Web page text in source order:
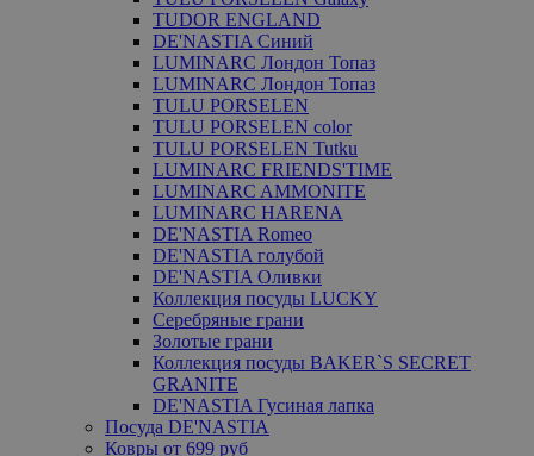
TUDOR ENGLAND
DE'NASTIA Синий
LUMINARC Лондон Топаз
LUMINARC Лондон Топаз
TULU PORSELEN
TULU PORSELEN color
TULU PORSELEN Tutku
LUMINARC FRIENDS'TIME
LUMINARC AMMONITE
LUMINARC HARENA
DE'NASTIA Romeo
DE'NASTIA голубой
DE'NASTIA Оливки
Коллекция посуды LUCKY
Серебряные грани
Золотые грани
Коллекция посуды BAKER`S SECRET
GRANITE
DE'NASTIA Гусиная лапка
Посуда DE'NASTIA
Ковры от 699 руб